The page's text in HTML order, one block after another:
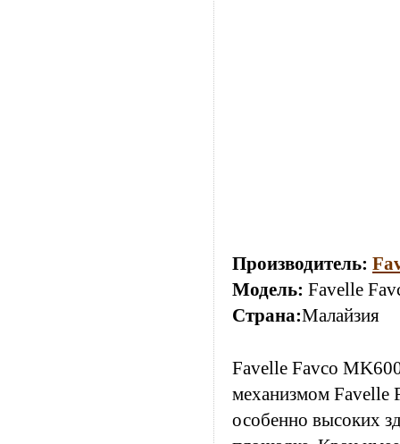
Производитель:
Модель: Favelle
Страна:Малайзия
Favelle Favco
механизмом Favelle
особенно высоких